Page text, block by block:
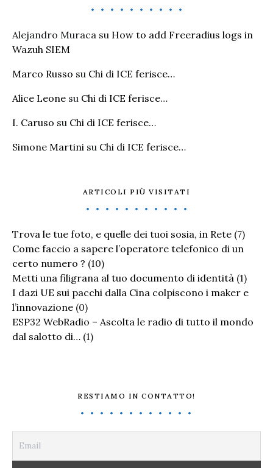
Alejandro Muraca su How to add Freeradius logs in
Wazuh SIEM
Marco Russo su Chi di ICE ferisce…
Alice Leone su Chi di ICE ferisce…
I. Caruso su Chi di ICE ferisce…
Simone Martini su Chi di ICE ferisce…
ARTICOLI PIÙ VISITATI
Trova le tue foto, e quelle dei tuoi sosia, in Rete (7)
Come faccio a sapere l’operatore telefonico di un
certo numero ? (10)
Metti una filigrana al tuo documento di identità (1)
I dazi UE sui pacchi dalla Cina colpiscono i maker e
l’innovazione (0)
ESP32 WebRadio – Ascolta le radio di tutto il mondo
dal salotto di… (1)
RESTIAMO IN CONTATTO!